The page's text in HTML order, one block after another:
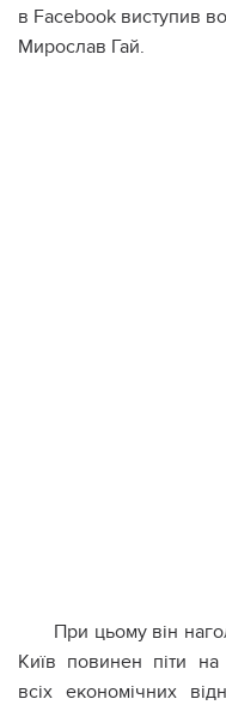
в Facebook виступив
Мирослав Гай.
При цьому він
Київ повинен піти
всіх економічних